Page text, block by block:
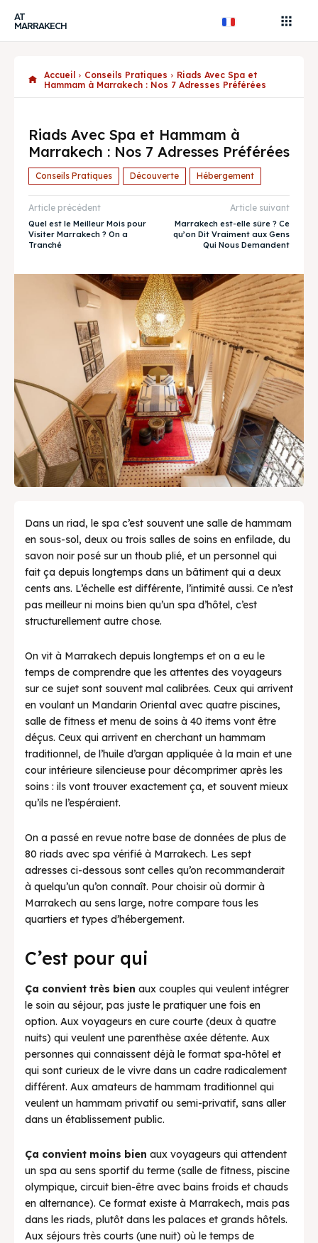
Recherche
AtMarrakech, votre guide
local.
Bons Plans & Conseils Locaux
Restaurant, article... Rechercher
Découverte
Restaurants
Hébergement
Conseils Pratiques
Bons Plans
Actualités
AT
MARRAKECH
Accueil Conseils Pratiques
Riads Avec Spa et
Hammam à Marrakech : Nos 7 Adresses Préférées
Riads Avec Spa et Hammam à
Marrakech : Nos 7 Adresses Préférées
Conseils Pratiques Découverte Hébergement
Article précédent
Quel est le Meilleur Mois pour
Visiter Marrakech ? On a
Tranché
Article suivant
Marrakech est-elle sûre ? Ce
qu’on Dit Vraiment aux Gens
Qui Nous Demandent
Dans un riad, le spa c’est souvent une salle de hammam
en sous-sol, deux ou trois salles de soins en enfilade, du
savon noir posé sur un thoub plié, et un personnel qui
fait ça depuis longtemps dans un bâtiment qui a deux
cents ans. L’échelle est différente, l’intimité aussi. Ce n’est
pas meilleur ni moins bien qu’un spa d’hôtel, c’est
structurellement autre chose.
On vit à Marrakech depuis longtemps et on a eu le
temps de comprendre que les attentes des voyageurs
sur ce sujet sont souvent mal calibrées. Ceux qui arrivent
en voulant un Mandarin Oriental avec quatre piscines,
salle de fitness et menu de soins à 40 items vont être
déçus. Ceux qui arrivent en cherchant un hammam
traditionnel, de l’huile d’argan appliquée à la main et une
cour intérieure silencieuse pour décomprimer après les
soins : ils vont trouver exactement ça, et souvent mieux
qu’ils ne l’espéraient.
On a passé en revue notre base de données de plus de
80 riads avec spa vérifié à Marrakech. Les sept
adresses ci-dessous sont celles qu’on recommanderait
à quelqu’un qu’on connaît. Pour choisir où dormir à
Marrakech au sens large, notre compare tous les
quartiers et types d’hébergement.
C’est pour qui
Ça convient très bien aux couples qui veulent intégrer
le soin au séjour, pas juste le pratiquer une fois en
option. Aux voyageurs en cure courte (deux à quatre
nuits) qui veulent une parenthèse axée détente. Aux
personnes qui connaissent déjà le format spa-hôtel et
qui sont curieux de le vivre dans un cadre radicalement
différent. Aux amateurs de hammam traditionnel qui
veulent un hammam privatif ou semi-privatif, sans aller
dans un établissement public.
Ça convient moins bien aux voyageurs qui attendent
un spa au sens sportif du terme (salle de fitness, piscine
olympique, circuit bien-être avec bains froids et chauds
en alternance). Ce format existe à Marrakech, mais pas
dans les riads, plutôt dans les palaces et grands hôtels.
Aux séjours très courts (une nuit) où le temps de